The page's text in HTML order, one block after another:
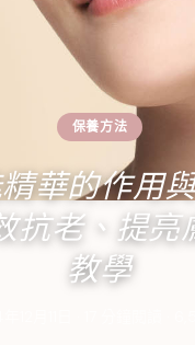
保養方法
華的作用
抗老、提亮
教學